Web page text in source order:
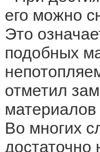
его можно
Это
подобных
отметил
Во многих
достаточно